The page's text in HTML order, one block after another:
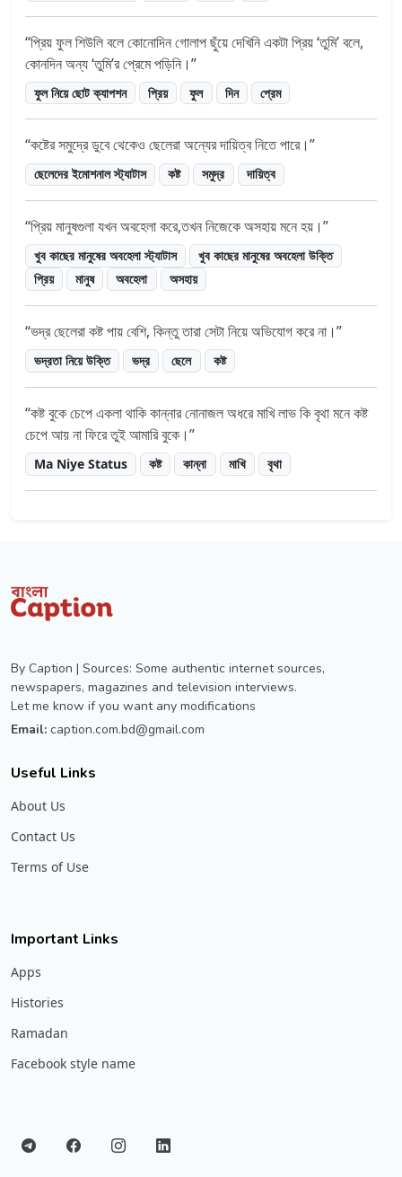
প্রিয় ফুল শিউলি বলে কোনোদিন গোলাপ ছুঁয়ে দেখিনি একটা প্রিয় ‘তুমি’ বলে,
কোনদিন অন্য ‘তুমি’র প্রেমে পড়িনি।
ফুল নিয়ে ছোট ক্যাপশন প্রিয় ফুল দিন প্রেম
কষ্টের সমুদ্রে ডুবে থেকেও ছেলেরা অন্যের দায়িত্ব নিতে পারে।
ছেলেদের ইমোশনাল স্ট্যাটাস কষ্ট সমুদ্র দায়িত্ব
প্রিয় মানুষগুলা যখন অবহেলা করে,তখন নিজেকে অসহায় মনে হয়।
খুব কাছের মানুষের অবহেলা স্ট্যাটাস
খুব কাছের মানুষের অবহেলা উক্তি
প্রিয়
মানুষ অবহেলা অসহায়
ভদ্র ছেলেরা কষ্ট পায় বেশি, কিন্তু তারা সেটা নিয়ে অভিযোগ করে না।
ভদ্রতা নিয়ে উক্তি ভদ্র ছেলে কষ্ট
কষ্ট বুকে চেপে একলা থাকি কান্নার নোনাজল অধরে মাখি লাভ কি বৃথা মনে কষ্ট
চেপে আয় না ফিরে তুই আমারি বুকে।
Ma Niye Status কষ্ট কান্না মাখি বৃথা
By Caption | Sources: Some authentic internet sources,
newspapers, magazines and television interviews.
Let me know if you want any modifications
Email: caption.com.bd@gmail.com
Useful Links
About Us
Contact Us
Terms of Use
Important Links
Apps
Histories
Ramadan
Facebook style name